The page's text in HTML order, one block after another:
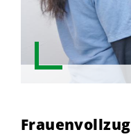
Frauenvollzug